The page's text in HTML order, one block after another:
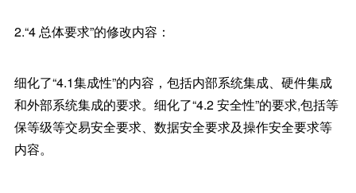
2.“4 总体要求”的修改内容：
细化了“4.1集成性”的内容，包括内部系统集成、硬件集成
和外部系统集成的要求。细化了“4.2 安全性”的要求,包括等
保等级等交易安全要求、数据安全要求及操作安全要求等
内容。